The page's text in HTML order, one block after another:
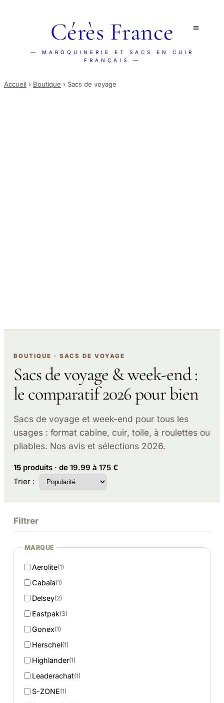
Cérès France
— MAROQUINERIE ET SACS EN CUIR
FRANÇAIS —
Accueil › Boutique › Sacs de voyage
BOUTIQUE · SACS DE VOYAGE
Sacs de voyage & week-end :
le comparatif 2026 pour bien
Sacs de voyage et week-end pour tous les
usages : format cabine, cuir, toile, à roulettes ou
pliables. Nos avis et sélections 2026.
15 produits · de 19.99 à 175 €
Trier :
Filtrer
MARQUE
Aerolite(1)
Cabaïa(1)
Delsey(2)
Eastpak(3)
Gonex(1)
Herschel(1)
Highlander(1)
Leaderachat(1)
S-ZONE(1)